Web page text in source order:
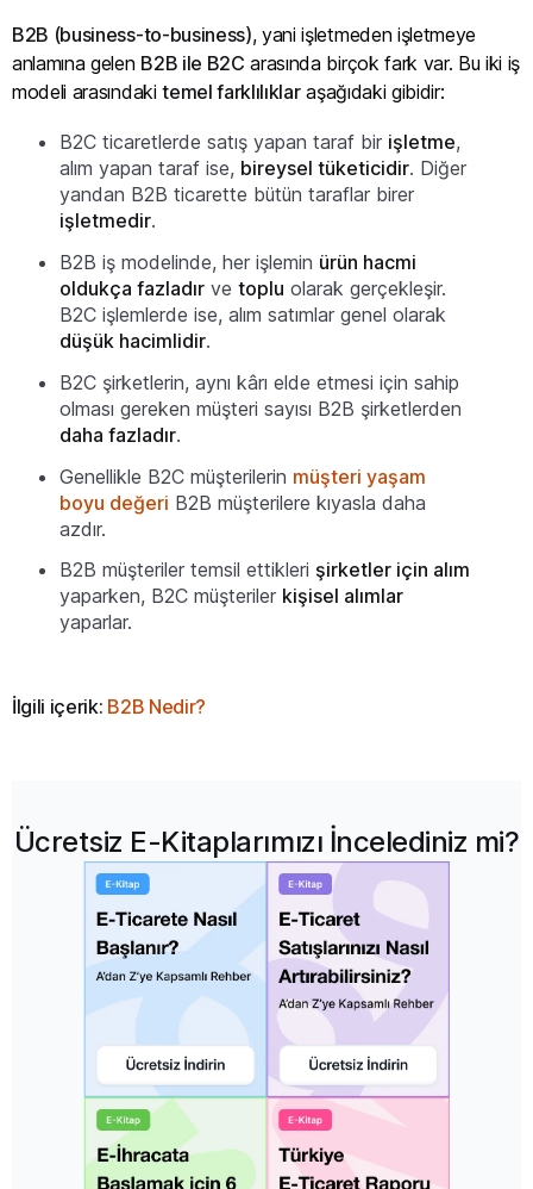
B2B (business-to-business), yani işletmeden işletmeye
anlamına gelen B2B ile B2C arasında birçok fark var. Bu iki iş
modeli arasındakitemel farklılıklaraşağıdaki gibidir:
B2C ticaretlerde satış yapan taraf bir işletme,
alım yapan taraf ise, bireysel tüketicidir. Diğer
yandan B2B ticarette bütün taraflar birer
işletmedir.
B2B iş modelinde, her işlemin ürün hacmi
oldukça fazladır ve toplu olarak gerçekleşir.
B2C işlemlerde ise, alım satımlar genel olarak
düşük hacimlidir.
B2C şirketlerin, aynı kârı elde etmesi için sahip
olması gereken müşteri sayısı B2B şirketlerden
daha fazladır.
Genellikle B2C müşterilerin müşteri yaşam
boyu değeri B2B müşterilere kıyasla daha
azdır.
B2B müşteriler temsil ettikleri şirketler için alım
yaparken, B2C müşteriler kişisel alımlar
yaparlar.
İlgili içerik: B2B Nedir?
Ücretsiz E-Kitaplarımızı İncelediniz mi?